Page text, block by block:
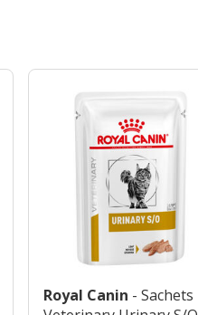
Royal Canin - Sachets